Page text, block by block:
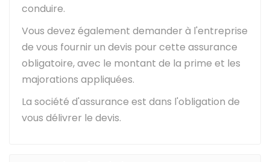
conduire.
Vous devez également demander à l'entreprise
de vous fournir un devis pour cette assurance
obligatoire, avec le montant de la prime et les
majorations appliquées.
La société d'assurance est dans l'obligation de
vous délivrer le devis.